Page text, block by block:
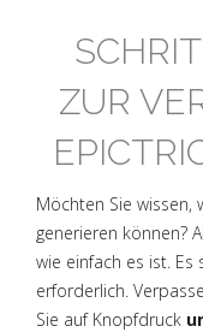
ZUR
Möchten Sie wissen,
generieren können?
wie einfach es ist. Es
erforderlich.
Sie auf Knopfdruck